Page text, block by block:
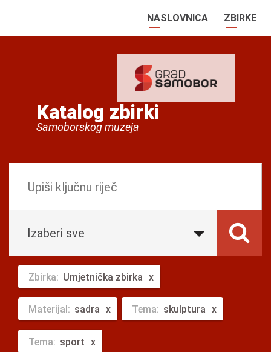
NASLOVNICA ZBIRKE
Katalog zbirki
Samoborskog muzeja
Izaberi sve
Zbirka: Umjetnička zbirka
Materijal: sadra Tema: skulptura
Tema: sport